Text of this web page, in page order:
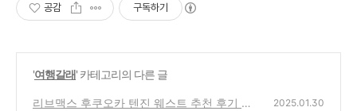
공감 구독하기
'여행갈래' 카테고리의 다른 글
리브맥스 후쿠오카 텐진 웨스트 추천 후기 텐
2025.01.30